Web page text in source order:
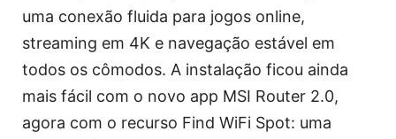
uma conexão fluida para jogos online,
streaming em 4K e navegação estável em
todos os cômodos. A instalação ficou ainda
mais fácil com o novo app MSI Router 2.0,
agora com o recurso Find WiFi Spot: uma